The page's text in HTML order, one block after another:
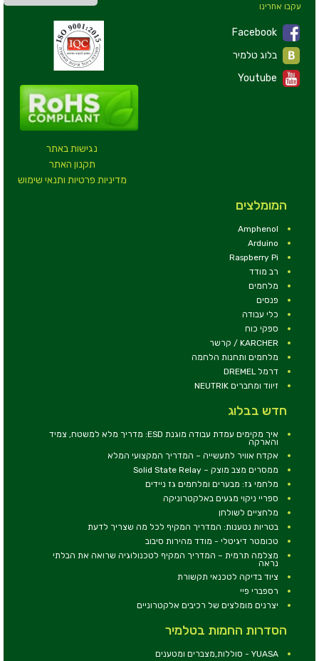
נגישות באתר
תקנון האתר
מדיניות פרטיות ותנאי שימוש
עקבו אחרינו
Facebook
Youtube
המומלצים
Amphenol
Arduino
Raspberry Pi
רב מודד
מלחמים
פנסים
כלי עבודה
ספקי כוח
KARCHER / קרשר
מלחמים ותחנות הלחמה
דרמל DREMEL
זיווד ומחברים NEUTRIK
חדש בבלוג
איך מקימים עמדת עבודה מוגנת ESD: מדריך מלא למשטח, צמיד
והארקה
אקדח אוויר לתעשייה – המדריך המקצועי המלא
ממסרים מצב מוצק – Solid State Relay
מלחמי גז: מבערים ומלחמים גז ניידים
ספריי ניקוי מגעים באלקטרוניקה
מלחציים לשולחן
בטריות נטענות: המדריך המקיף לכל מה שצריך לדעת
טכומטר דיגיטלי - מודד מהירות סיבוב
מצלמה תרמית – המדריך המקיף לטכנולוגיה שרואה את הבלתי
נראה
ציוד בדיקה לטכנאי תקשורת
רספברי פיי
יצרנים מומלצים של רכיבים אלקטרוניים
הסדרות החמות בטלמיר
YUASA - סוללות,מצברים ומטענים